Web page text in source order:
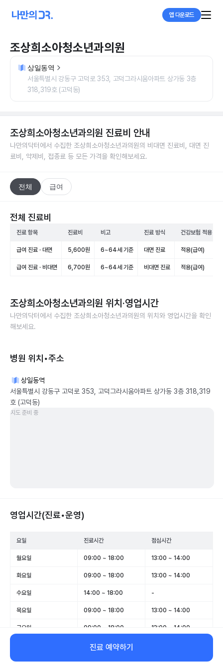
앱 다운로드
조상희소아청소년과의원
상일동역
서울특별시 강동구 고덕로 353, 고덕그라시움아파트 상가동 3층
318,319호 (고덕동)
조상희소아청소년과의원 진료비 안내
나만의닥터에서 수집한 조상희소아청소년과의원의 비대면 진료비, 대면 진
료비, 약제비, 접종료 등 모든 가격을 확인해보세요.
전체 급여
전체 진료비
진료 항목 진료비 비고 진료 방식 건강보험 적용
급여 진료 · 대면 5,600원 6~64세 기준 대면 진료 적용(급여)
급여 진료 · 비대면 6,700원 6~64세 기준 비대면 진료 적용(급여)
조상희소아청소년과의원 위치·영업시간
나만의닥터에서 수집한 조상희소아청소년과의원의 위치와 영업시간을 확인
해보세요.
병원 위치•주소
상일동역
서울특별시 강동구 고덕로 353, 고덕그라시움아파트 상가동 3층 318,319
호 (고덕동)
지도 준비 중
영업시간(진료•운영)
요일 진료시간 점심시간
월요일 09:00 ~ 18:00 13:00 ~ 14:00
화요일 09:00 ~ 18:00 13:00 ~ 14:00
수요일 14:00 ~ 18:00 -
목요일 09:00 ~ 18:00 13:00 ~ 14:00
금요일 09:00 ~ 18:00 13:00 ~ 14:00
09:00 ~ 13:00
일요일 휴무 -
진료 예약하기